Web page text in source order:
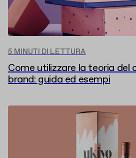
5 MINUTI DI LETTURA
Come utilizzare la teoria del
brand: guida ed esempi